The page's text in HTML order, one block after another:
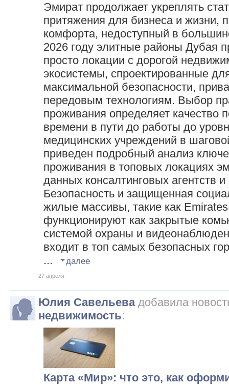
Эмират продолжает укреплять
притяжения для бизнеса и жизни,
комфорта, недоступный в
2026 году элитные районы Дубая
просто локации с дорогой
экосистемы, спроектированные
максимальной безопасности,
передовым технологиям. Выбор
проживания определяет качество
времени в пути до работы до
медицинских учреждений в
приведен подробный анализ
проживания в топовых локациях
данных консалтинговых агентств
Безопасность и защищенная
жилые массивы, такие как
функционируют как закрытые
системой охраны и
входит в топ самых безопасных
...
далее
27 апреля
Юлия Савельевадобавила
недвижимость:
Карта «Мир»: что это, как